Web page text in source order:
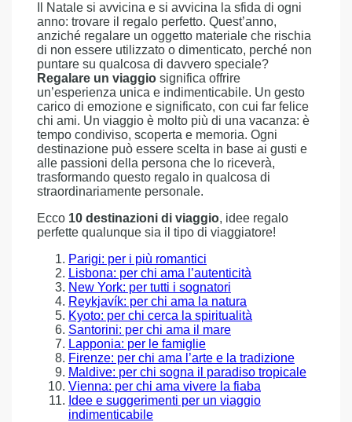
Il Natale si avvicina e si avvicina la sfida di ogni
anno: trovare il regalo perfetto. Quest’anno,
anziché regalare un oggetto materiale che rischia
di non essere utilizzato o dimenticato, perché non
puntare su qualcosa di davvero speciale?
Regalare un viaggio significa offrire
un’esperienza unica e indimenticabile. Un gesto
carico di emozione e significato, con cui far felice
chi ami. Un viaggio è molto più di una vacanza: è
tempo condiviso, scoperta e memoria. Ogni
destinazione può essere scelta in base ai gusti e
alle passioni della persona che lo riceverà,
trasformando questo regalo in qualcosa di
straordinariamente personale.
Ecco 10 destinazioni di viaggio, idee regalo
perfette qualunque sia il tipo di viaggiatore!
Parigi: per i più romantici
Lisbona: per chi ama l’autenticità
New York: per tutti i sognatori
Reykjavík: per chi ama la natura
Kyoto: per chi cerca la spiritualità
Santorini: per chi ama il mare
Lapponia: per le famiglie
Firenze: per chi ama l’arte e la tradizione
Maldive: per chi sogna il paradiso tropicale
Vienna: per chi ama vivere la fiaba
Idee e suggerimenti per un viaggio
indimenticabile